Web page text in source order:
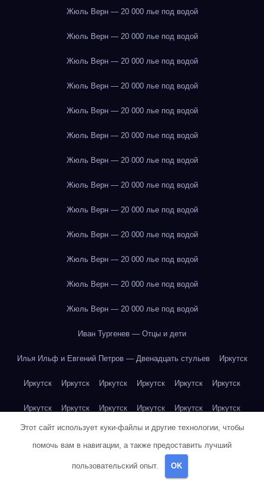
Жюль Верн — 20 000 лье под водой
Жюль Верн — 20 000 лье под водой
Жюль Верн — 20 000 лье под водой
Жюль Верн — 20 000 лье под водой
Жюль Верн — 20 000 лье под водой
Жюль Верн — 20 000 лье под водой
Жюль Верн — 20 000 лье под водой
Жюль Верн — 20 000 лье под водой
Жюль Верн — 20 000 лье под водой
Жюль Верн — 20 000 лье под водой
Жюль Верн — 20 000 лье под водой
Жюль Верн — 20 000 лье под водой
Жюль Верн — 20 000 лье под водой
Иван Тургенев — Отцы и дети
Илья Ильф и Евгений Петров — Двенадцать стульев Иркутск
Иркутск Иркутск Иркутск Иркутск Иркутск Иркутск
Иркутск Иркутск Иркутск Иркутск Иркутск Иркутск
Иркутск Иркутск Иркутск Иркутск Иркутск Иркутск
Иркутск Йогурт
Этот сайт использует куки-файлы и другие технологии, чтобы
помочь вам в навигации, а также предоставить лучший
пользовательский опыт. OK